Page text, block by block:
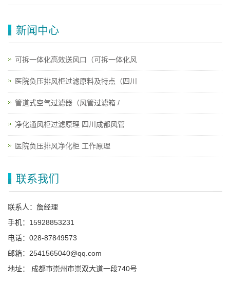
新闻中心
可拆一体化高效送风口（可拆一体化风
医院负压排风柜过滤原料及特点（四川
管道式空气过滤器（风管过滤箱 /
净化通风柜过滤原理 四川成都风管
医院负压排风净化柜 工作原理
联系我们
联系人：詹经理
手机：15928853231
电话：028-87849573
邮箱：2541565040@qq.com
地址： 成都市崇州市崇双大道一段740号